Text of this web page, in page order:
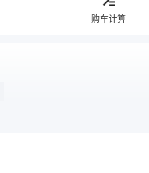
购车计算